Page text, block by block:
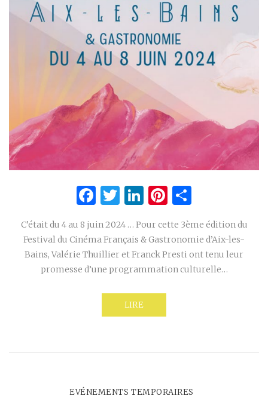
Facebook
Twitter
LinkedIn
Pinterest
C’était du 4 au 8 juin 2024 … Pour cette 3ème édition du
Festival du Cinéma Français & Gastronomie d’Aix-les-
Bains, Valérie Thuillier et Franck Presti ont tenu leur
promesse d’une programmation culturelle…
LIRE
EVÉNEMENTS TEMPORAIRES